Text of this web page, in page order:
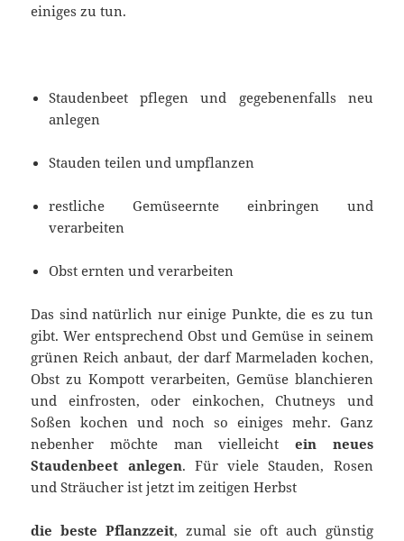
einiges zu tun.
Staudenbeet pflegen und gegebenenfalls neu
anlegen
Stauden teilen und umpflanzen
restliche Gemüseernte einbringen und
verarbeiten
Obst ernten und verarbeiten
Das sind natürlich nur einige Punkte, die es zu tun
gibt. Wer entsprechend Obst und Gemüse in seinem
grünen Reich anbaut, der darf Marmeladen kochen,
Obst zu Kompott verarbeiten, Gemüse blanchieren
und einfrosten, oder einkochen, Chutneys und
Soßen kochen und noch so einiges mehr. Ganz
nebenher möchte man vielleicht ein neues
Staudenbeet anlegen. Für viele Stauden, Rosen
und Sträucher ist jetzt im zeitigen Herbst
die beste Pflanzzeit, zumal sie oft auch günstig